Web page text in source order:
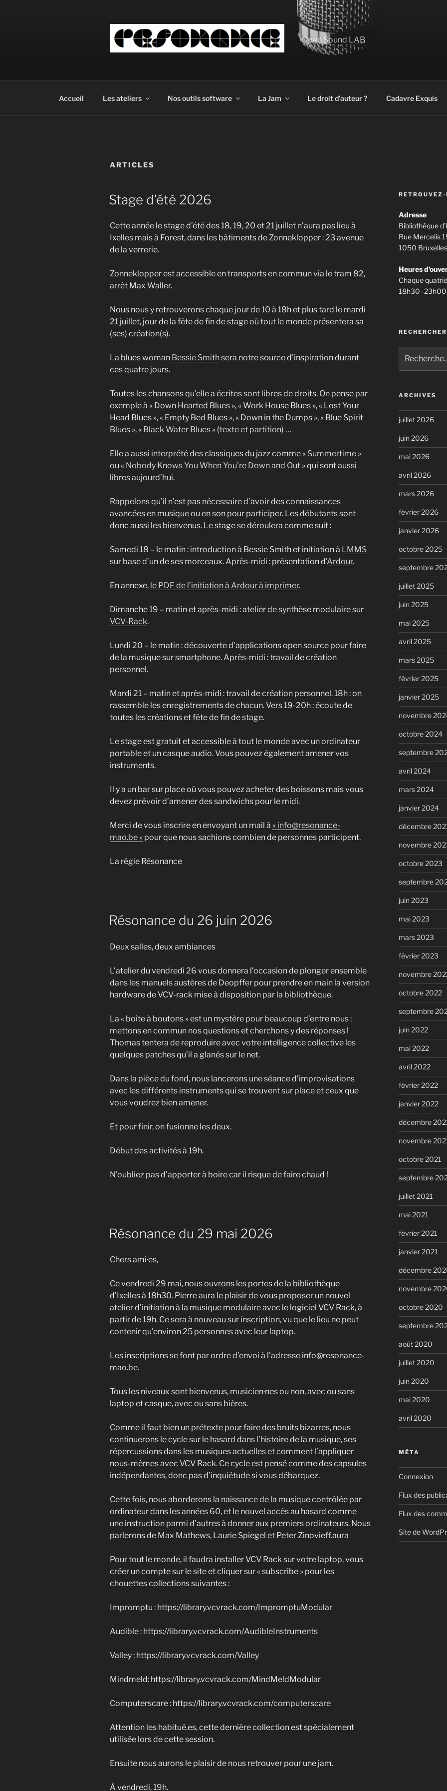
Open Sound LAB
Accueil Les ateliers Nos outils software La Jam Le droit d’auteur ? Cadavre Exquis
ARTICLES
Stage d’été 2026
Cette année le stage d’été des 18, 19, 20 et 21 juillet n’aura pas lieu à
Ixelles mais à Forest, dans les bâtiments de Zonneklopper : 23 avenue
de la verrerie.
Zonneklopper est accessible en transports en commun via le tram 82,
arrêt Max Waller.
Nous nous y retrouverons chaque jour de 10 à 18h et plus tard le mardi
21 juillet, jour de la fête de fin de stage où tout le monde présentera sa
(ses) création(s).
La blues woman Bessie Smithsera notre source d’inspiration durant
ces quatre jours.
Toutes les chansons qu’elle a écrites sont libres de droits. On pense par
exemple à « Down Hearted Blues », « Work House Blues », « Lost Your
Head Blues », « Empty Bed Blues », « Down in the Dumps », « Blue Spirit
Blues », « Black Water Blues » (texte et partition) …
Elle a aussi interprété des classiques du jazz comme « Summertime »
ou « Nobody Knows You When You’re Down and Out » qui sont aussi
libres aujourd’hui.
Rappelons qu’il n’est pas nécessaire d’avoir des connaissances
avancées en musique ou en son pour participer. Les débutants sont
donc aussi les bienvenus. Le stage se déroulera comme suit :
Samedi 18 – le matin : introduction à Bessie Smith et initiation à LMMS
sur base d’un de ses morceaux. Après-midi : présentation d’Ardour.
En annexe, le PDF de l’initiation à Ardour à imprimer.
Dimanche 19 – matin et après-midi : atelier de synthèse modulaire sur
VCV-Rack.
Lundi 20 – le matin : découverte d’applications open source pour faire
de la musique sur smartphone. Après-midi : travail de création
personnel.
Mardi 21 – matin et après-midi : travail de création personnel. 18h : on
rassemble les enregistrements de chacun. Vers 19-20h : écoute de
toutes les créations et fête de fin de stage.
Le stage est gratuit et accessible à tout le monde avec un ordinateur
portable et un casque audio. Vous pouvez également amener vos
instruments.
Il y a un bar sur place où vous pouvez acheter des boissons mais vous
devez prévoir d’amener des sandwichs pour le midi.
Merci de vous inscrire en envoyant un mail à « info@resonance-
mao.be » pour que nous sachions combien de personnes participent.
La régie Résonance
Résonance du 26 juin 2026
Deux salles, deux ambiances
L’atelier du vendredi 26 vous donnera l’occasion de plonger ensemble
dans les manuels austères de Deopffer pour prendre en main la version
hardware de VCV-rack mise à disposition par la bibliothèque.
La « boîte à boutons » est un mystère pour beaucoup d’entre nous :
mettons en commun nos questions et cherchons y des réponses !
Thomas tentera de reproduire avec votre intelligence collective les
quelques patches qu’il a glanés sur le net.
Dans la pièce du fond, nous lancerons une séance d’improvisations
avec les différents instruments qui se trouvent sur place et ceux que
vous voudrez bien amener.
Et pour finir, on fusionne les deux.
Début des activités à 19h.
N’oubliez pas d’apporter à boire car il risque de faire chaud !
Résonance du 29 mai 2026
Chers ami·es,
Ce vendredi 29 mai, nous ouvrons les portes de la bibliothèque
d’Ixelles à 18h30. Pierre aura le plaisir de vous proposer un nouvel
atelier d’initiation à la musique modulaire avec le logiciel VCV Rack, à
partir de 19h. Ce sera à nouveau sur inscription, vu que le lieu ne peut
contenir qu’environ 25 personnes avec leur laptop.
Les inscriptions se font par ordre d’envoi à l’adresse info@resonance-
mao.be.
Tous les niveaux sont bienvenus, musicien·nes ou non, avec ou sans
laptop et casque, avec ou sans bières.
Comme il faut bien un prétexte pour faire des bruits bizarres, nous
continuerons le cycle sur le hasard dans l’histoire de la musique, ses
répercussions dans les musiques actuelles et comment l’appliquer
nous-mêmes avec VCV Rack. Ce cycle est pensé comme des capsules
indépendantes, donc pas d’inquiétude si vous débarquez.
Cette fois, nous aborderons la naissance de la musique contrôlée par
ordinateur dans les années 60, et le nouvel accès au hasard comme
une instruction parmi d’autres à donner aux premiers ordinateurs. Nous
parlerons de Max Mathews, Laurie Spiegel et Peter Zinovieff.aura
Pour tout le monde, il faudra installer VCV Rack sur votre laptop, vous
créer un compte sur le site et cliquer sur « subscribe » pour les
chouettes collections suivantes :
Impromptu : https://library.vcvrack.com/ImpromptuModular
Audible : https://library.vcvrack.com/AudibleInstruments
Valley : https://library.vcvrack.com/Valley
Mindmeld: https://library.vcvrack.com/MindMeldModular
Computerscare : https://library.vcvrack.com/computerscare
Attention les habitué.es, cette dernière collection est spécialement
utilisée lors de cette session.
Ensuite nous aurons le plaisir de nous retrouver pour une jam.
À vendredi, 19h.
RETROUVEZ-
Adresse
Bibliothèque
Rue Mercelis
1050 Bruxelles
Heures
Chaque
18h30–23h00
RECHERCHER
pour
:
ARCHIVES
juillet 2026
juin 2026
mai 2026
avril 2026
mars 2026
février 2026
janvier 2026
octobre 2025
septembre
juillet 2025
juin 2025
mai 2025
avril 2025
mars 2025
février 2025
janvier 2025
novembre
octobre 2024
septembre
avril 2024
mars 2024
janvier 2024
décembre
novembre
octobre 2023
septembre
juin 2023
mai 2023
mars 2023
février 2023
novembre
octobre 2022
septembre
juin 2022
mai 2022
avril 2022
février 2022
janvier 2022
décembre
novembre
octobre 2021
septembre
juillet 2021
mai 2021
février 2021
janvier 2021
décembre
novembre
octobre 2020
septembre
août 2020
juillet 2020
juin 2020
mai 2020
avril 2020
MÉTA
Connexion
Flux des
Flux des
Site de